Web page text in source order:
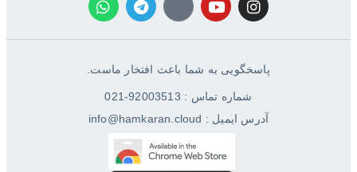
پاسخگویی به شما باعث افتخار ماست.
شماره تماس : 92003513-021
آدرس ایمیل : info@hamkaran.cloud